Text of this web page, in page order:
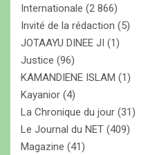
Internationale (2 866)
Invité de la rédaction (5)
JOTAAYU DINEE JI (1)
Justice (96)
KAMANDIENE ISLAM (1)
Kayanior (4)
La Chronique du jour (31)
Le Journal du NET (409)
Magazine (41)